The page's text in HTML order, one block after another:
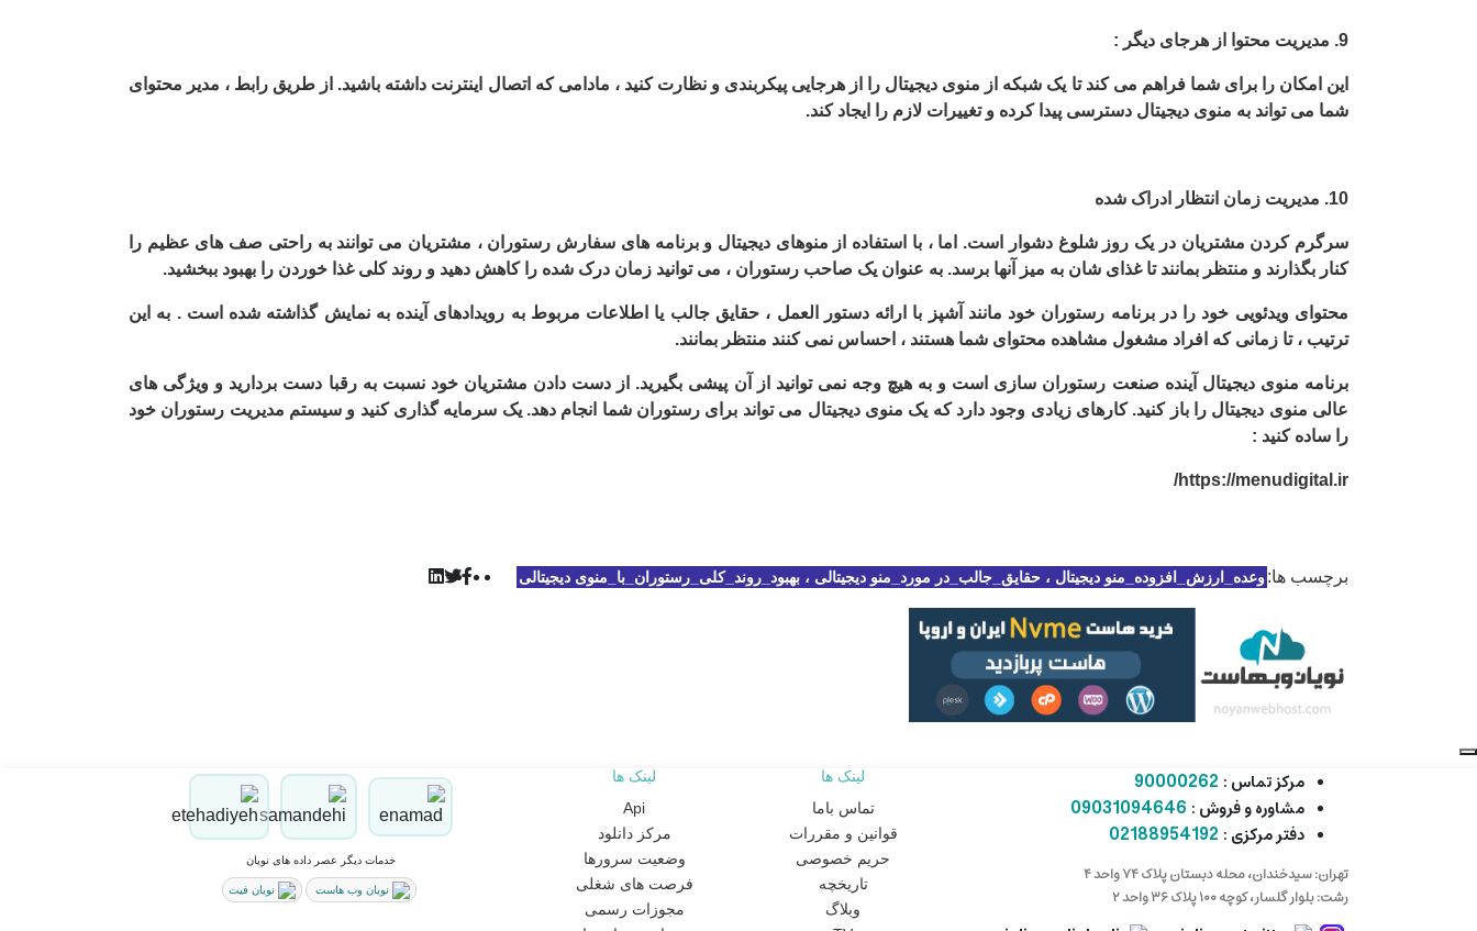
تماس تلفنی با کارشناس فروش
09031094646
90000262
021-88954192
9. مدیریت محتوا از هرجای دیگر :
این امکان را برای شما فراهم می کند تا یک شبکه از منوی دیجیتال را از هرجایی پیکربندی و نظارت کنید ، مادامی که اتصال اینترنت داشته باشید. از طریق رابط ، مدیر محتوای
شما می تواند به منوی دیجیتال دسترسی پیدا کرده و تغییرات لازم را ایجاد کند.
10. مدیریت زمان انتظار ادراک شده
سرگرم کردن مشتریان در یک روز شلوغ دشوار است. اما ، با استفاده از منوهای دیجیتال و برنامه های سفارش رستوران ، مشتریان می توانند به راحتی صف های عظیم را
کنار بگذارند و منتظر بمانند تا غذای شان به میز آنها برسد. به عنوان یک صاحب رستوران ، می توانید زمان درک شده را کاهش دهید و روند کلی غذا خوردن را بهبود ببخشید.
محتوای ویدئویی خود را در برنامه رستوران خود مانند آشپز با ارائه دستور العمل ، حقایق جالب یا اطلاعات مربوط به رویدادهای آینده به نمایش گذاشته شده است . به این
ترتیب ، تا زمانی که افراد مشغول مشاهده محتوای شما هستند ، احساس نمی کنند منتظر بمانند.
برنامه منوی دیجیتال آینده صنعت رستوران سازی است و به هیچ وجه نمی توانید از آن پیشی بگیرید. از دست دادن مشتریان خود نسبت به رقبا دست بردارید و ویژگی های
عالی منوی دیجیتال را باز کنید. کارهای زیادی وجود دارد که یک منوی دیجیتال می تواند برای رستوران شما انجام دهد. یک سرمایه گذاری کنید و سیستم مدیریت رستوران خود
را ساده کنید :
https://menudigital.ir/
برچسب ها:وعده_ارزش_افزوده_منو دیجیتال ، حقایق_جالب_در مورد_منو دیجیتالی ، بهبود_روند_کلی_رستوران_با_منوی دیجیتالی
مرکز تماس : 90000262
مشاوره و فروش : 09031094646
دفتر مرکزی : 02188954192
تهران: سیدخندان، محله دبستان پلاک ۷۴ واحد ۴
رشت: بلوار گلسار، کوچه ۱۰۰ پلاک ۳۶ واحد ۲
لینک ها
تماس باما
قوانین و مقررات
حریم خصوصی
تاریخچه
وبلاگ
لینک ها
Api
مرکز دانلود
وضعیت سرورها
فرصت های شغلی
مجوزات رسمی
خدمات دیگر عصر داده های نویان
نویان وب هاست نویان فیت